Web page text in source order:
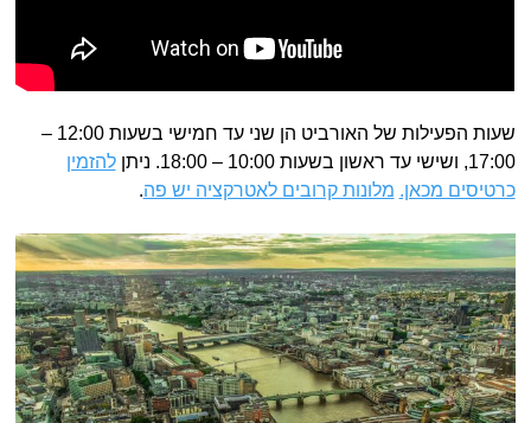
שעות הפעילות של האורביט הן שני עד חמישי בשעות 12:00 –
17:00, ושישי עד ראשון בשעות 10:00 – 18:00. ניתן
להזמין
כרטיסים מכאן. מלונות קרובים לאטרקציה יש פה.